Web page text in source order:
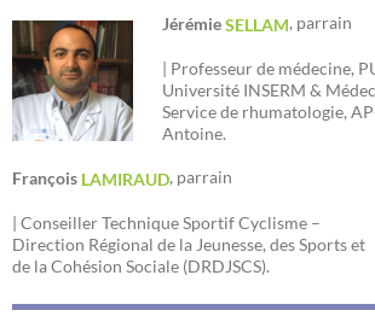
JérémieSELLAM, parrain
| Professeur de médecine,
Université INSERM &
Service de rhumatologie,
Antoine.
François LAMIRAUD, parrain
| Conseiller Technique Sportif Cyclisme –
Direction Régional de la Jeunesse, des Sports et
de la Cohésion Sociale (DRDJSCS).